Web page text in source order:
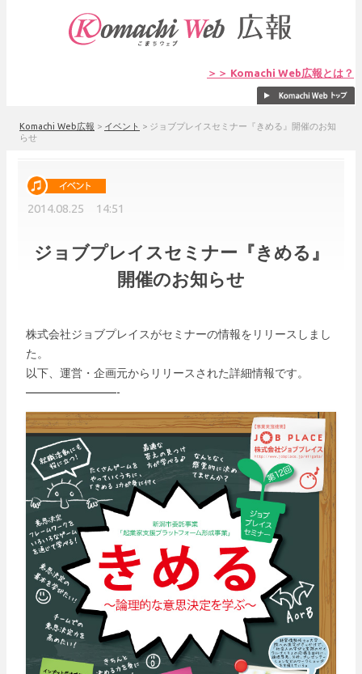
＞＞ Komachi Web広報とは？
Komachi Web広報 > イベント > ジョブプレイスセミナー『きめる』開催のお知
らせ
2014.08.25 14:51
ジョブプレイスセミナー『きめる』
開催のお知らせ
株式会社ジョブプレイスがセミナーの情報をリリースしまし
た。
以下、運営・企画元からリリースされた詳細情報です。
————————-